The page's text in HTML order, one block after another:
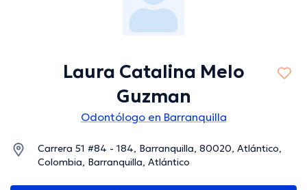
Laura Catalina Melo
Guzman
Odontólogo en Barranquilla
Carrera 51 #84 - 184, Barranquilla, 80020, Atlántico,
Colombia, Barranquilla, Atlántico